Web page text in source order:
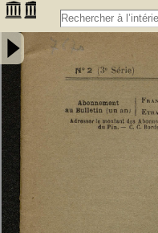
Bulletin de l'Institut du Pin
Auteur